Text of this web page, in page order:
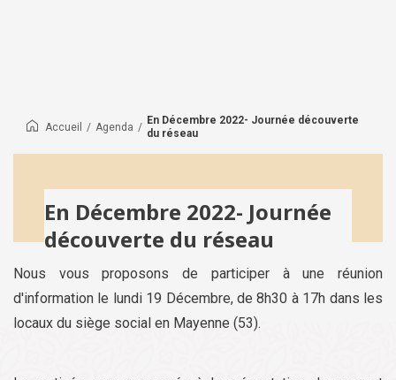
Accueil / Agenda /
En Décembre 2022- Journée découverte
du réseau
En Décembre 2022- Journée
découverte du réseau
Nous vous proposons de participer à une réunion
d'information le lundi 19 Décembre, de 8h30 à 17h dans les
locaux du siège social en Mayenne (53).